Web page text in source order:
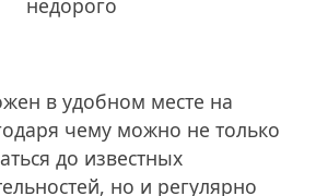
в удобном месте на
чему можно не только
до известных
но и регулярно